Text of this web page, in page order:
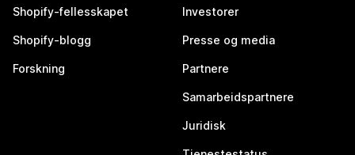
Shopify-fellesskapet
Shopify-blogg
Forskning
Investorer
Presse og media
Partnere
Samarbeidspartnere
Juridisk